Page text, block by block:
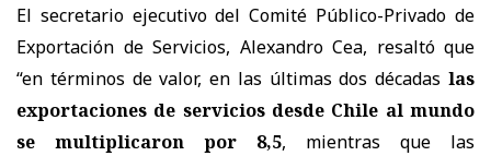
El secretario ejecutivo del Comité Público-Privado de
Exportación de Servicios, Alexandro Cea, resaltó que
“en términos de valor, en las últimas dos décadas las
exportaciones de servicios desde Chile al mundo
se multiplicaron por 8,5, mientras que las